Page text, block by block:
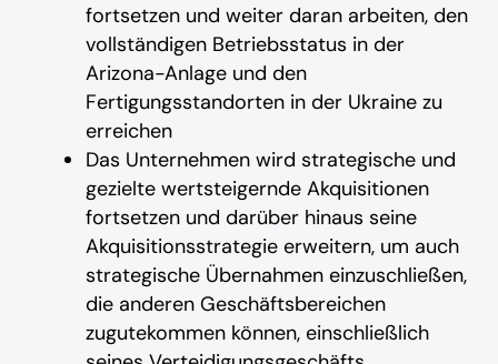
fortsetzen und weiter daran arbeiten, den
vollständigen Betriebsstatus in der
Arizona-Anlage und den
Fertigungsstandorten in der Ukraine zu
erreichen
Das Unternehmen wird strategische und
gezielte wertsteigernde Akquisitionen
fortsetzen und darüber hinaus seine
Akquisitionsstrategie erweitern, um auch
strategische Übernahmen einzuschließen,
die anderen Geschäftsbereichen
zugutekommen können, einschließlich